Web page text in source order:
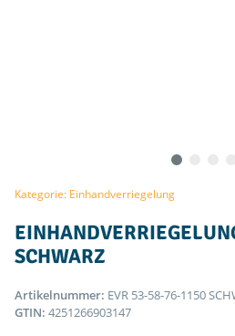
Kategorie: Einhandverriegelung
SCHWARZ
Artikelnummer: EVR 53-58-76-1150
GTIN: 4251266903147